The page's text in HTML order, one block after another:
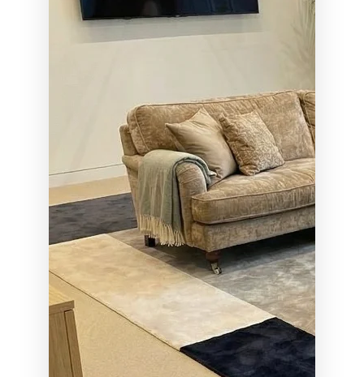
flexibele oplossing die zich aanpast aan de functie van de
ruimte én de identiteit van het project.